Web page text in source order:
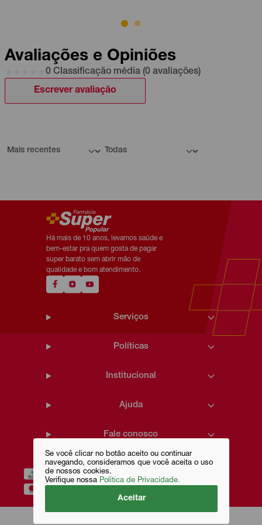
Se você clicar no botão aceito ou continuar
navegando, consideramos que você aceita o uso
de nossos cookies.
Verifique nossa Política de Privacidade.
Aceitar
Avaliações e Opiniões
0 Classificação média (0 avaliações)
Escrever avaliação
Há mais de 10 anos, levamos saúde e
bem-estar pra quem gosta de pagar
super barato sem abrir mão de
qualidade e bom atendimento.
Serviços
Políticas
Institucional
Ajuda
Fale conosco